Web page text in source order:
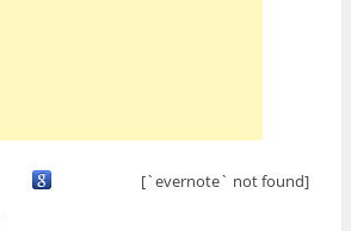
[`evernote` not found]